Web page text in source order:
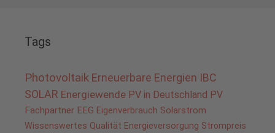
Tags
Photovoltaik Erneuerbare Energien IBC
SOLAR Energiewende PV in Deutschland PV
Fachpartner EEG Eigenverbrauch Solarstrom
Wissenswertes Qualität Energieversorgung Strompreis